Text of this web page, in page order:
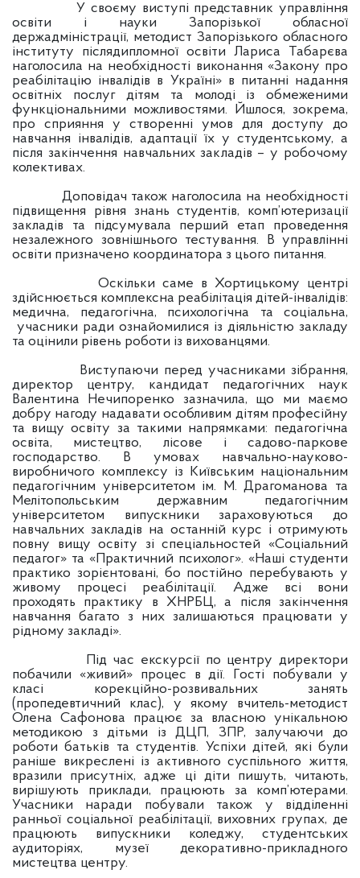
У своєму виступі представник управління
освіти і науки Запорізької обласної
держадміністрації, методист Запорізького обласного
інституту післядипломної освіти Лариса Табарєва
наголосила на необхідності виконання «Закону про
реабілітацію інвалідів в Україні» в питанні надання
освітніх послуг дітям та молоді із обмеженими
функціональними можливостями. Йшлося, зокрема,
про сприяння у створенні умов для доступу до
навчання інвалідів, адаптації їх у студентському, а
після закінчення навчальних закладів – у робочому
колективах.
Доповідач також наголосила на необхідності
підвищення рівня знань студентів, комп’ютеризації
закладів та підсумувала перший етап проведення
незалежного зовнішнього тестування. В управлінні
освіти призначено координатора з цього питання.
Оскільки саме в Хортицькому центрі
здійснюється комплексна реабілітація дітей-інвалідів:
медична, педагогічна, психологічна та соціальна,
учасники ради ознайомилися із діяльністю закладу
та оцінили рівень роботи із вихованцями.
Виступаючи перед учасниками зібрання,
директор центру, кандидат педагогічних наук
Валентина Нечипоренко зазначила, що ми маємо
добру нагоду надавати особливим дітям професійну
та вищу освіту за такими напрямками: педагогічна
освіта, мистецтво, лісове і садово-паркове
господарство. В умовах навчально-науково-
виробничого комплексу із Київським національним
педагогічним університетом ім. М. Драгоманова та
Мелітопольським державним педагогічним
університетом випускники зараховуються до
навчальних закладів на останній курс і отримують
повну вищу освіту зі спеціальностей «Соціальний
педагог» та «Практичний психолог». «Наші студенти
практико зорієнтовані, бо постійно перебувають у
живому процесі реабілітації. Адже всі вони
проходять практику в ХНРБЦ, а після закінчення
навчання багато з них залишаються працювати у
рідному закладі».
Під час екскурсії по центру директори
побачили «живий» процес в дії. Гості побували у
класі корекційно-розвивальних занять
(пропедевтичний клас), у якому вчитель-методист
Олена Сафонова працює за власною унікальною
методикою з дітьми із ДЦП, ЗПР, залучаючи до
роботи батьків та студентів. Успіхи дітей, які були
раніше викреслені із активного суспільного життя,
вразили присутніх, адже ці діти пишуть, читають,
вирішують приклади, працюють за комп’ютерами.
Учасники наради побували також у відділенні
ранньої соціальної реабілітації, виховних групах, де
працюють випускники коледжу, студентських
аудиторіях, музеї декоративно-прикладного
мистецтва центру.